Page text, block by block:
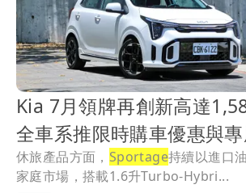
Kia 7月領牌再創新高達
全車系推限時購車優惠與
休旅產品方面， Sportage持續以進口
家庭市場，搭載1.6升Turbo-Hybri...